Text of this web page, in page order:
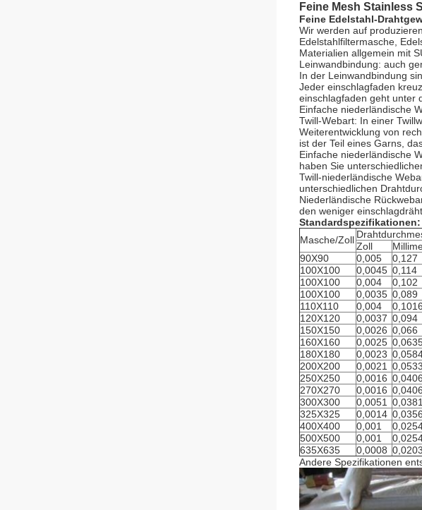
Feine Mesh Stainless
Feine Edelstahl-
Wir werden auf
Edelstahlfiltermasche,
Materialien allgemein mit
Leinwandbindung: auch
In der Leinwandbindung
Jeder einschlagfaden
einschlagfaden geht unter
Einfache niederländische
Twill-Webart: In einer
Weiterentwicklung von
ist der Teil eines Garns,
Einfache niederländische
haben Sie
Twill-niederländische
unterschiedlichen
Niederländische
den weniger
Standardspezifikationen:
Masche/Zoll
Zoll
90X90
0,005 0,127
100X100
0,0045 0,114
100X100
0,004 0,102
100X100
0,0035 0,089
110X110
0,004 0,1016
120X120
0,0037 0,094
150X150
0,0026 0,066
160X160
0,0025
180X180
0,0023
200X200
0,0021 0,0533
250X250
0,0016 0,0406
270X270
0,0016 0,0406
300X300
0,0051 0,0381
325X325
0,0014 0,0356
400X400
0,001
500X500
0,001
635X635
0,0008 0,0203
Andere Spezifikationen